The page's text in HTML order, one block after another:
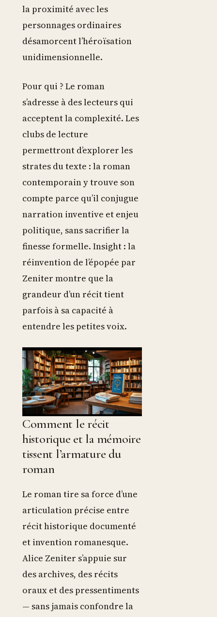
la proximité avec les
personnages ordinaires
désamorcent l’héroïsation
unidimensionnelle.
Pour qui ? Le roman
s’adresse à des lecteurs qui
acceptent la complexité. Les
clubs de lecture
permettront d’explorer les
strates du texte : la roman
contemporain y trouve son
compte parce qu’il conjugue
narration inventive et enjeu
politique, sans sacrifier la
finesse formelle. Insight : la
réinvention de l’épopée par
Zeniter montre que la
grandeur d’un récit tient
parfois à sa capacité à
entendre les petites voix.
Comment le récit
historique et la mémoire
tissent l’armature du
roman
Le roman tire sa force d’une
articulation précise entre
récit historique documenté
et invention romanesque.
Alice Zeniter s’appuie sur
des archives, des récits
oraux et des pressentiments
— sans jamais confondre la